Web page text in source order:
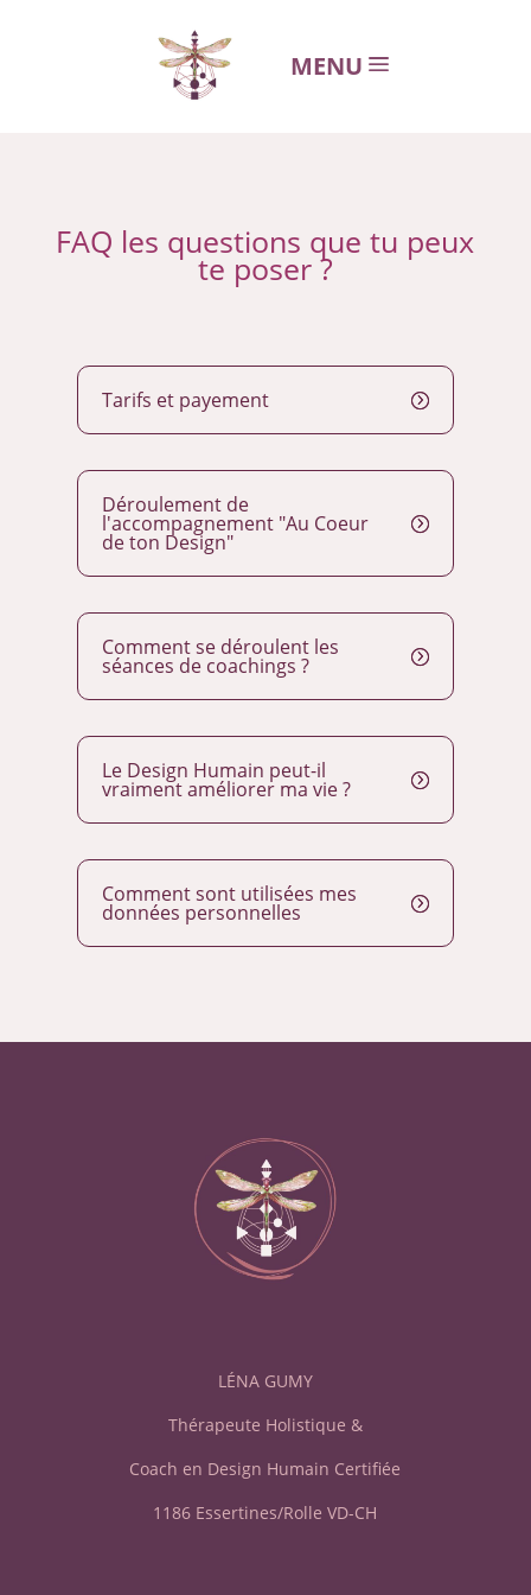
MENU
FAQ les questions que tu peux
te poser ?
Tarifs et payement
Déroulement de
l'accompagnement "Au Coeur
de ton Design"
Comment se déroulent les
séances de coachings ?
Le Design Humain peut-il
vraiment améliorer ma vie ?
Comment sont utilisées mes
données personnelles
LÉNA GUMY
Thérapeute Holistique &
Coach en Design Humain Certifiée
1186 Essertines/Rolle VD-CH